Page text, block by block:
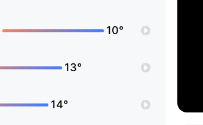
10°
13°
14°